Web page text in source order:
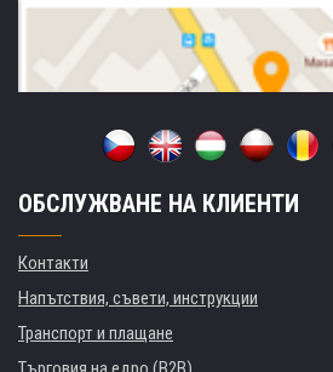
ОБСЛУЖВАНЕ НА КЛИЕНТИ
Контакти
Напътствия, съвети, инструкции
Транспорт и плащане